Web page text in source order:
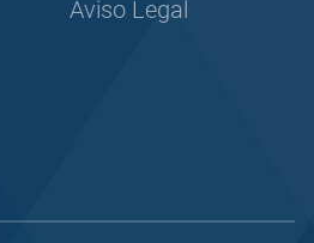
Aviso Legal